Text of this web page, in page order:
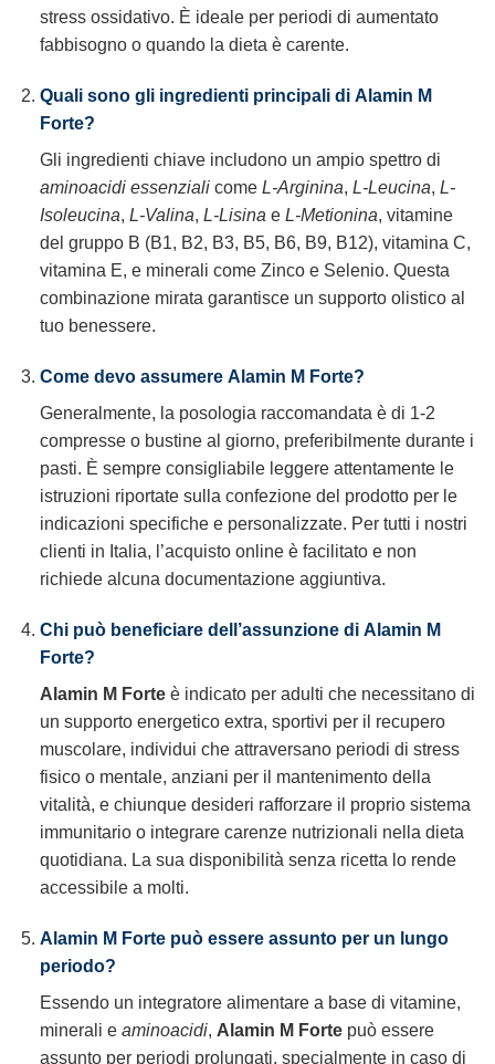
stress ossidativo. È ideale per periodi di aumentato
fabbisogno o quando la dieta è carente.
Quali sono gli ingredienti principali di Alamin M
Forte?
Gli ingredienti chiave includono un ampio spettro di
aminoacidi essenzialicome L-Arginina, L-Leucina, L-
Isoleucina, L-Valina, L-Lisina e L-Metionina, vitamine
del gruppo B (B1, B2, B3, B5, B6, B9, B12), vitamina C,
vitamina E, e minerali come Zinco e Selenio. Questa
combinazione mirata garantisce un supporto olistico al
tuo benessere.
Come devo assumere Alamin M Forte?
Generalmente, la posologia raccomandata è di 1-2
compresse o bustine al giorno, preferibilmente durante i
pasti. È sempre consigliabile leggere attentamente le
istruzioni riportate sulla confezione del prodotto per le
indicazioni specifiche e personalizzate. Per tutti i nostri
clienti in Italia, l’acquisto online è facilitato e non
richiede alcuna documentazione aggiuntiva.
Chi può beneficiare dell’assunzione di Alamin M
Forte?
Alamin M Forteè indicato per adulti che necessitano di
un supporto energetico extra, sportivi per il recupero
muscolare, individui che attraversano periodi di stress
fisico o mentale, anziani per il mantenimento della
vitalità, e chiunque desideri rafforzare il proprio sistema
immunitario o integrare carenze nutrizionali nella dieta
quotidiana. La sua disponibilità senza ricetta lo rende
accessibile a molti.
Alamin M Fortepuò essere assunto per un lungo
periodo?
Essendo un integratore alimentare a base di vitamine,
minerali e aminoacidi, Alamin M Fortepuò essere
assunto per periodi prolungati, specialmente in caso di